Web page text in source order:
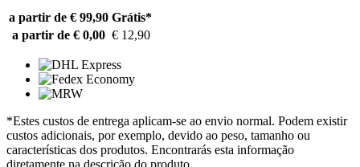
a partir de € 99,90 Grátis*
a partir de € 0,00 € 12,90
*Estes custos de entrega aplicam-se ao envio normal. Podem existir
custos adicionais, por exemplo, devido ao peso, tamanho ou
características dos produtos. Encontrarás esta informação